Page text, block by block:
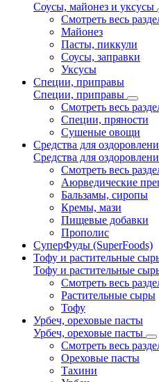
Соусы, майонез и уксусы
Смотреть весь
Майонез
Пасты, пиккули
Соусы, заправки
Уксусы
Специи, приправы
Специи, приправы
Смотреть весь
Специи, пряности
Сушеные овощи
Средства для
Средства для
Смотреть весь
Аюрведические
Бальзамы, сиропы
Кремы, мази
Пищевые добавки
Прополис
СуперФуды (SuperFoods)
Тофу и растительные
Тофу и растительные
Смотреть весь
Растительные сыры
Тофу
Урбеч, ореховые пасты
Урбеч, ореховые пасты
Смотреть весь
Ореховые пасты
Тахини